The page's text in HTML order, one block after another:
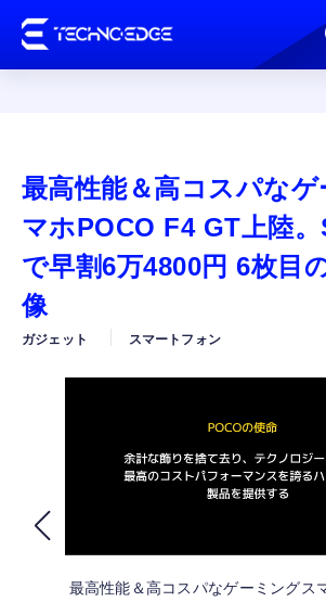
AI
ガジェット
ゲーム
公式ストア
最高性能＆高コスパなゲ
マホPOCO F4 GT上陸
で早割6万4800円 6枚目
像
ガジェット スマートフォン
最高性能＆高コスパなゲーミングス